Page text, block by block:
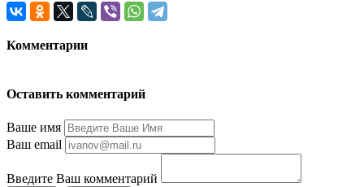
Комментарии
Оставить комментарий
Ваше имя
Ваш email
Введите Ваш комментарий